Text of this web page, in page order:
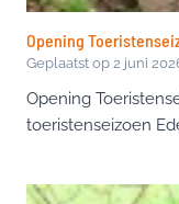
Opening
Geplaatst op 2 juni
Opening
toeristenseizoen